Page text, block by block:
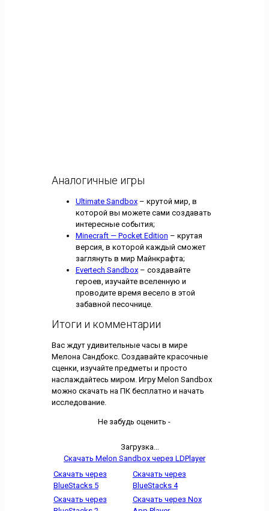
Аналогичные игры
Ultimate Sandbox– крутой мир, в
которой вы можете сами создавать
интересные события;
Minecraft — Pocket Edition – крутая
версия, в которой каждый сможет
заглянуть в мир Майнкрафта;
Evertech Sandbox– создавайте
героев, изучайте вселенную и
проводите время весело в этой
забавной песочнице.
Итоги и комментарии
Вас ждут удивительные часы в мире
Мелона Сандбокс. Создавайте красочные
сценки, изучайте предметы и просто
наслаждайтесь миром. Игру Melon Sandbox
можно скачать на ПК бесплатно и начать
исследование.
Не забудь оценить -
Загрузка...
Скачать Melon Sandbox через LDPlayer
Скачать через
BlueStacks 5
Скачать через
BlueStacks 4
Скачать через
Скачать через Nox